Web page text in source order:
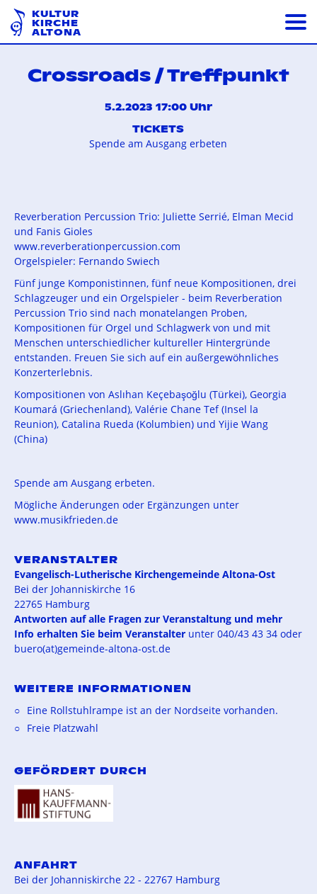
KULTUR
KIRCHE
ALTONA
Crossroads / Treffpunkt
5.2.2023 17:00 Uhr
TICKETS
Spende am Ausgang erbeten
Reverberation Percussion Trio: Juliette Serrié, Elman Mecid
und Fanis Gioles
www.reverberationpercussion.com
Orgelspieler: Fernando Swiech
Fünf junge Komponistinnen, fünf neue Kompositionen, drei
Schlagzeuger und ein Orgelspieler - beim Reverberation
Percussion Trio sind nach monatelangen Proben,
Kompositionen für Orgel und Schlagwerk von und mit
Menschen unterschiedlicher kultureller Hintergründe
entstanden. Freuen Sie sich auf ein außergewöhnliches
Konzerterlebnis.
Kompositionen von Aslıhan Keçebaşoğlu (Türkei), Georgia
Koumará (Griechenland), Valérie Chane Tef (Insel la
Reunion), Catalina Rueda (Kolumbien) und Yijie Wang
(China)
Spende am Ausgang erbeten.
Mögliche Änderungen oder Ergänzungen unter
www.musikfrieden.de
VERANSTALTER
Evangelisch-Lutherische Kirchengemeinde Altona-Ost
Bei der Johanniskirche 16
22765 Hamburg
Antworten auf alle Fragen zur Veranstaltung und mehr
Info erhalten Sie beim Veranstalter unter 040/43 43 34 oder
buero(at)gemeinde-altona-ost.de
WEITERE INFORMATIONEN
Eine Rollstuhlrampe ist an der Nordseite vorhanden.
Freie Platzwahl
GEFÖRDERT DURCH
ANFAHRT
Bei der Johanniskirche 22 - 22767 Hamburg